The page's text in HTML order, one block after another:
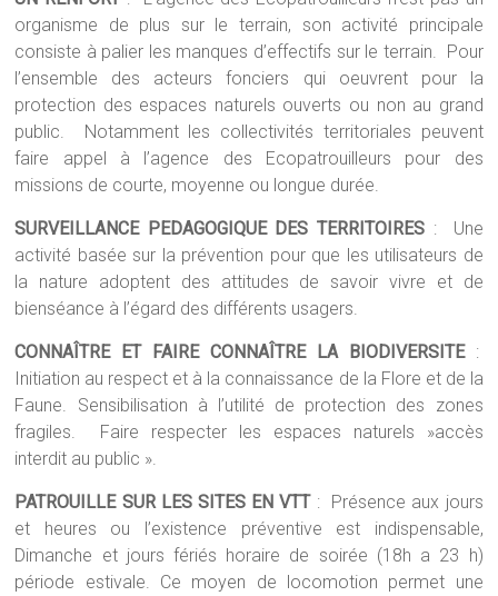
organisme de plus sur le terrain, son activité principale
consiste à palier les manques d’effectifs sur le terrain. Pour
l’ensemble des acteurs fonciers qui oeuvrent pour la
protection des espaces naturels ouverts ou non au grand
public. Notamment les collectivités territoriales peuvent
faire appel à l’agence des Ecopatrouilleurs pour des
missions de courte, moyenne ou longue durée.
SURVEILLANCE PEDAGOGIQUE DES TERRITOIRES : Une
activité basée sur la prévention pour que les utilisateurs de
la nature adoptent des attitudes de savoir vivre et de
bienséance à l’égard des différents usagers.
CONNAÎTRE ET FAIRE CONNAÎTRE LA BIODIVERSITE:
Initiation au respect et à la connaissance de la Flore et de la
Faune. Sensibilisation à l’utilité de protection des zones
fragiles. Faire respecter les espaces naturels »accès
interdit au public ».
PATROUILLE SUR LES SITES EN VTT: Présence aux jours
et heures ou l’existence préventive est indispensable,
Dimanche et jours fériés horaire de soirée (18h a 23 h)
période estivale. Ce moyen de locomotion permet une